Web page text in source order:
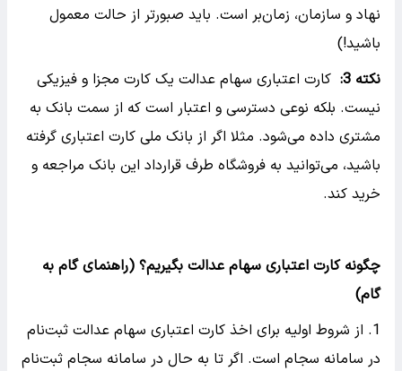
نهاد و سازمان، زمان‌بر است. باید صبورتر از حالت معمول
باشید!)
نکته 3:
کارت اعتباری سهام عدالت یک کارت مجزا و فیزیکی
نیست. بلکه نوعی دسترسی و اعتبار است که از سمت بانک به
مشتری داده می‌شود. مثلا اگر از بانک ملی کارت اعتباری گرفته
باشید، می‌توانید به فروشگاه طرف قرارداد این بانک مراجعه و
خرید کند.
چگونه کارت اعتباری سهام عدالت بگیریم؟ (راهنمای گام به
گام)
از شروط اولیه برای اخذ کارت اعتباری سهام عدالت ثبت‌نام
در سامانه سجام است. اگر تا به حال در سامانه سجام ثبت‌نام